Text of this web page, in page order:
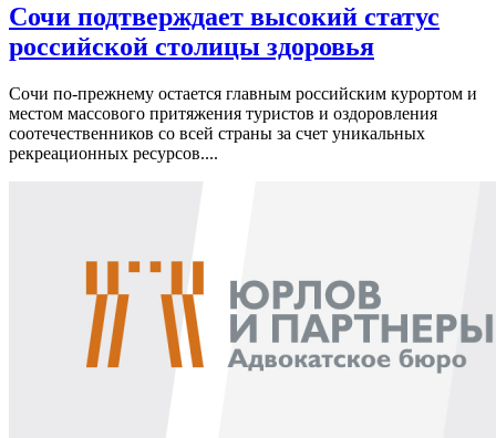
Сочи подтверждает высокий статус
российской столицы здоровья
Сочи по-прежнему остается главным российским курортом и
местом массового притяжения туристов и оздоровления
соотечественников со всей страны за счет уникальных
рекреационных ресурсов....